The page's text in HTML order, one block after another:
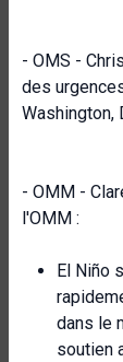
- OMS -
des
Washington,
- OMM -
l'OMM :
El Niño
dans le
soutien